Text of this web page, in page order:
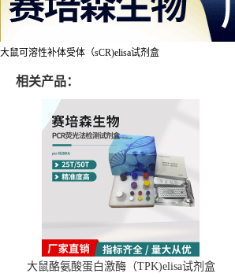
大鼠可溶性补体受体（sCR)elisa试剂盒
相关产品：
大鼠酪氨酸蛋白激酶（TPK)elisa试剂盒